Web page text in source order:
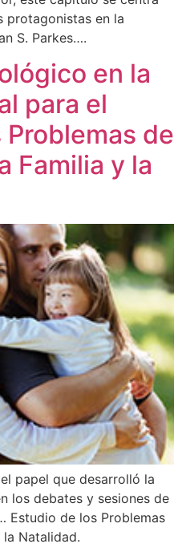
protagonistas en la
S. Parkes….
en la
para el
de
Familia y la
papel que desarrolló la
los debates y sesiones de
Estudio de los Problemas
Natalidad.